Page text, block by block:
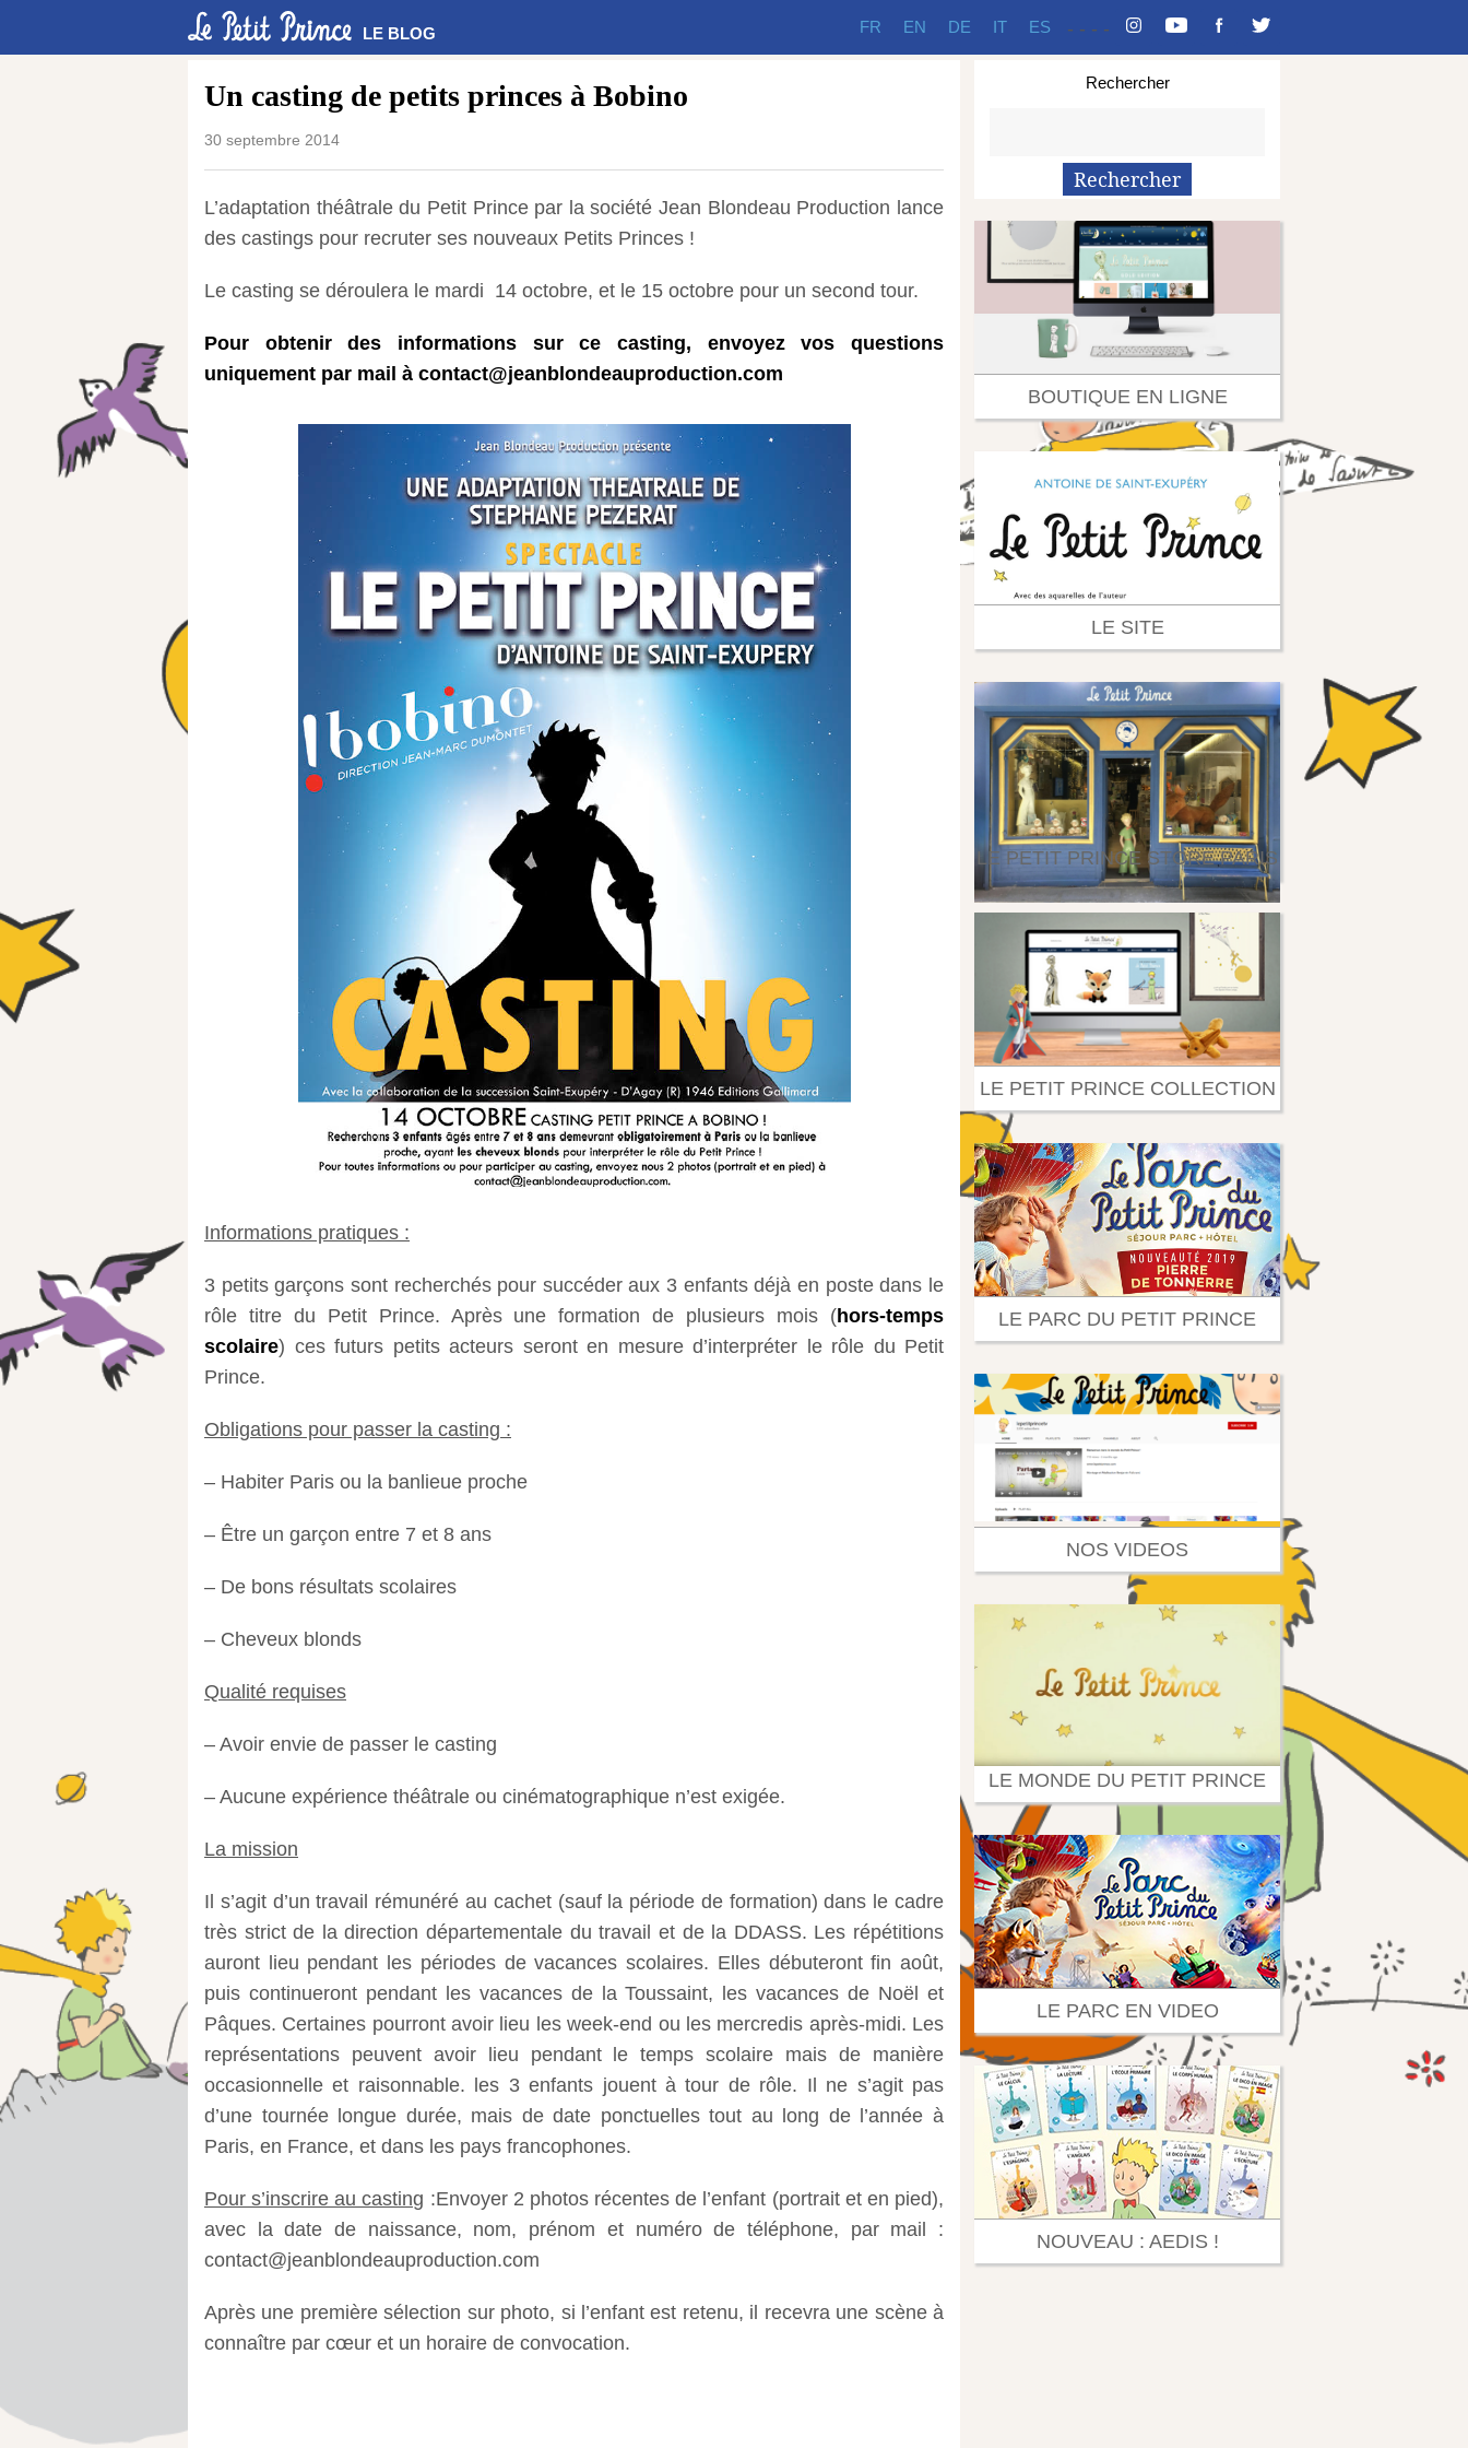
LE BLOG - - - -
FR EN DE IT ES
Un casting de petits princes à Bobino
30 septembre 2014
L’adaptation théâtrale du Petit Prince par la société Jean Blondeau Production lance
des castings pour recruter ses nouveaux Petits Princes !
Le casting se déroulera le mardi 14 octobre, et le 15 octobre pour un second tour.
Pour obtenir des informations sur ce casting, envoyez vos questions
uniquement par mail à contact@jeanblondeauproduction.com
Informations pratiques :
3 petits garçons sont recherchés pour succéder aux 3 enfants déjà en poste dans le
rôle titre du Petit Prince. Après une formation de plusieurs mois (hors-temps
scolaire) ces futurs petits acteurs seront en mesure d’interpréter le rôle du Petit
Prince.
Obligations pour passer la casting :
– Habiter Paris ou la banlieue proche
– Être un garçon entre 7 et 8 ans
– De bons résultats scolaires
– Cheveux blonds
Qualité requises
– Avoir envie de passer le casting
– Aucune expérience théâtrale ou cinématographique n’est exigée.
La mission
Il s’agit d’un travail rémunéré au cachet (sauf la période de formation) dans le cadre
très strict de la direction départementale du travail et de la DDASS. Les répétitions
auront lieu pendant les périodes de vacances scolaires. Elles débuteront fin août,
puis continueront pendant les vacances de la Toussaint, les vacances de Noël et
Pâques. Certaines pourront avoir lieu les week-end ou les mercredis après-midi. Les
représentations peuvent avoir lieu pendant le temps scolaire mais de manière
occasionnelle et raisonnable. les 3 enfants jouent à tour de rôle. Il ne s’agit pas
d’une tournée longue durée, mais de date ponctuelles tout au long de l’année à
Paris, en France, et dans les pays francophones.
Pour s’inscrire au casting :Envoyer 2 photos récentes de l’enfant (portrait et en pied),
avec la date de naissance, nom, prénom et numéro de téléphone, par mail :
contact@jeanblondeauproduction.com
Après une première sélection sur photo, si l’enfant est retenu, il recevra une scène à
connaître par cœur et un horaire de convocation.
Rechercher
BOUTIQUE EN LIGNE
LE SITE
LE PETIT PRINCE STORE PARIS
LE PETIT PRINCE COLLECTION
LE PARC DU PETIT PRINCE
NOS VIDEOS
LE MONDE DU PETIT PRINCE
LE PARC EN VIDEO
NOUVEAU : AEDIS !